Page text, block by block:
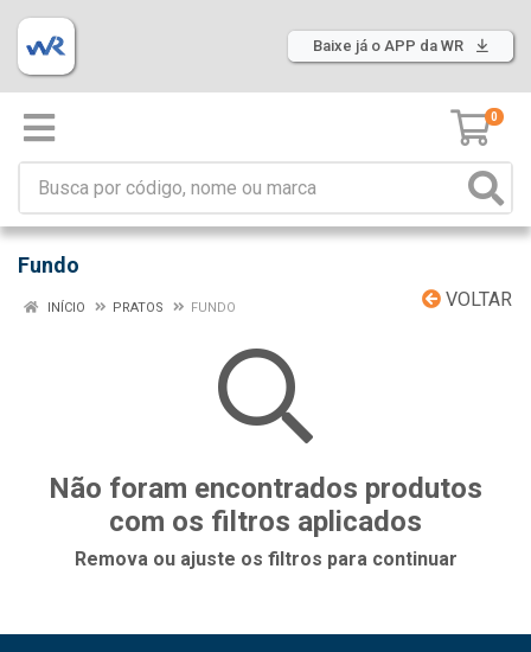
Baixe já o APP da WR
0
Fundo
VOLTAR
INÍCIO PRATOS FUNDO
Não foram encontrados produtos
com os filtros aplicados
Remova ou ajuste os filtros para continuar